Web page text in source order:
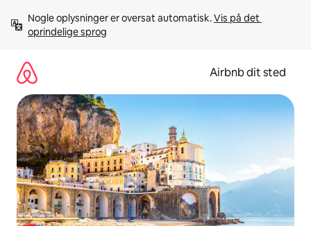
videre
Nogle oplysninger er oversat automatisk. Vis på det
oprindelige sprog
Airbnb dit sted